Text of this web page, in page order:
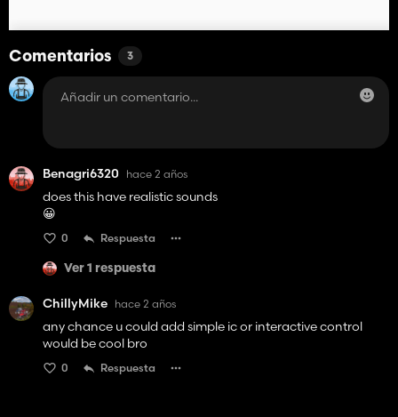
Comentarios 3
Benagri6320 hace 2 años
does this have realistic sounds
😀
0 Respuesta
Ver 1 respuesta
ChillyMike hace 2 años
any chance u could add simple ic or interactive control
would be cool bro
0 Respuesta